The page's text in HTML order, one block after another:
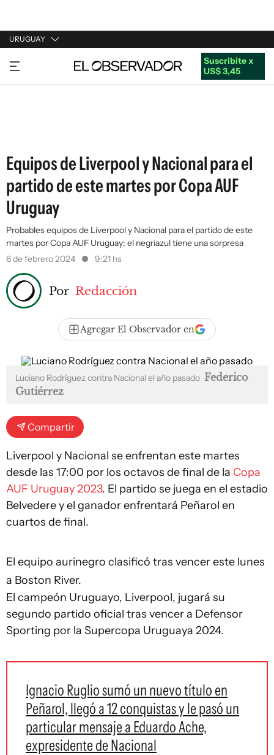
URUGUAY
URUGUAY
ARGENTINA
Suscribite x
US$ 3,45
Equipos de Liverpool y Nacional para el
partido de este martes por Copa AUF
Uruguay
Probables equipos de Liverpool y Nacional para el partido de este
martes por Copa AUF Uruguay; el negriazul tiene una sorpresa
6 de febrero 2024
9:21 hs
Por Redacción
Agregar El Observador en
Luciano Rodríguez contra Nacional el año pasado Federico
Gutiérrez
Compartir
Liverpool y Nacional se enfrentan este martes
desde las 17:00 por los octavos de final de la Copa
AUF Uruguay 2023. El partido se juega en el estadio
Belvedere y el ganador enfrentará Peñarol en
cuartos de final.
El equipo aurinegro clasificó tras vencer este lunes
a Boston River.
El campeón Uruguayo, Liverpool, jugará su
segundo partido oficial tras vencer a Defensor
Sporting por la Supercopa Uruguaya 2024.
Ignacio Ruglio sumó un nuevo título en
Peñarol, llegó a 12 conquistas y le pasó un
particular mensaje a Eduardo Ache,
expresidente de Nacional